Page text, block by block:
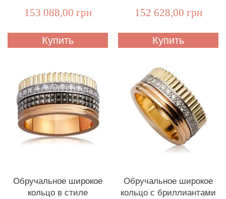
153 088,00 грн
Купить
152 628,00 грн
Купить
Обручальное широкое
кольцо в стиле
Обручальное широкое
кольцо с бриллиантами